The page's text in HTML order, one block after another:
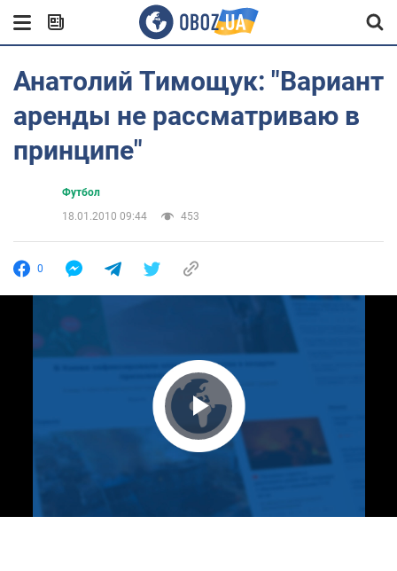
Анатолий Тимощук: "Вариант
аренды не рассматриваю в
принципе"
Футбол
18.01.2010 09:44
453
0
Play Video